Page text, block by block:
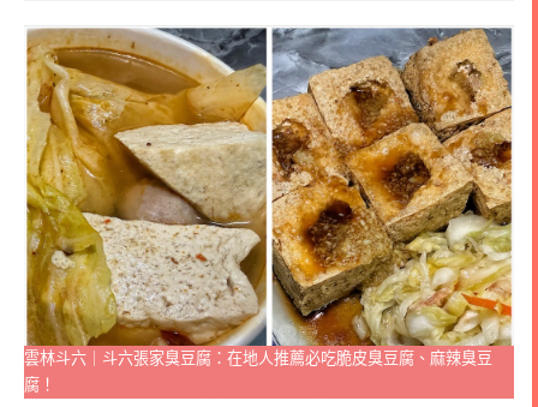
雲林斗六｜斗六張家臭豆腐：在地人推薦必吃脆皮臭豆腐、麻辣臭豆
腐！